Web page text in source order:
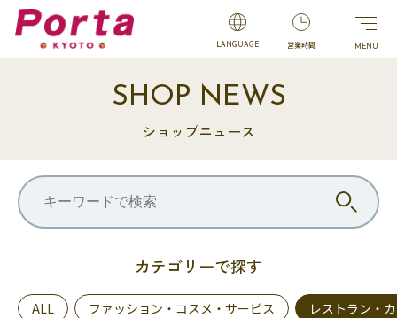
LANGUAGE 営業時間
SHOP NEWS
ショップニュース
カテゴリーで探す
ALL ファッション・コスメ・サービス レストラン・